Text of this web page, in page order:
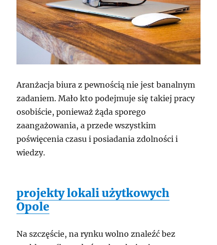
Aranżacja biura z pewnością nie jest banalnym
zadaniem. Mało kto podejmuje się takiej pracy
osobiście, ponieważ żąda sporego
zaangażowania, a przede wszystkim
poświęcenia czasu i posiadania zdolności i
wiedzy.
projekty lokali użytkowych
Opole
Na szczęście, na rynku wolno znaleźć bez